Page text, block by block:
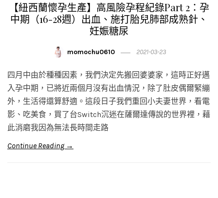
【紐西蘭懷孕生產】高風險孕程紀錄Part 2：孕
中期（16-28週）出血、施打胎兒肺部成熟針、
妊娠糖尿
momochu0610 2021-03-23
四月中由於種種因素，我們決定先搬回婆婆家，這時正好邁
入孕中期，已將近兩個月沒有出血情況，除了肚皮偶爾緊繃
外，生活得還算舒適。這段日子我們重回小夫妻世界，看電
影、吃美食，買了台Switch沉迷在薩爾達傳說的世界裡，藉
此消磨我因為無法長時間走路
Continue Reading →